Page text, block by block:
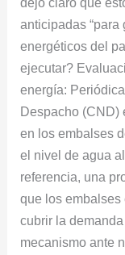
anticipadas
energéticos del
ejecutar?
energía:
Despacho (CND)
en los embalses
el nivel de agua
referencia, una
que los embalses
cubrir la
mecanismo ante